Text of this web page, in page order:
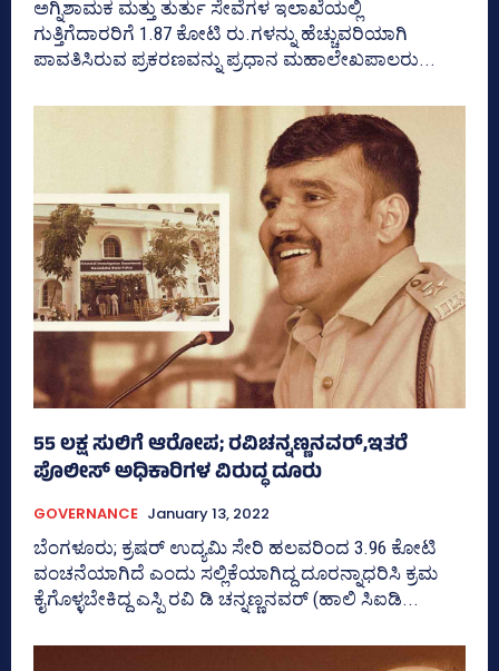
ಅಗ್ನಿಶಾಮಕ ಮತ್ತು ತುರ್ತು ಸೇವೆಗಳ ಇಲಾಖೆಯಲ್ಲಿ
ಗುತ್ತಿಗೆದಾರರಿಗೆ 1.87 ಕೋಟಿ ರು.ಗಳನ್ನು ಹೆಚ್ಚುವರಿಯಾಗಿ
ಪಾವತಿಸಿರುವ ಪ್ರಕರಣವನ್ನು ಪ್ರಧಾನ ಮಹಾಲೇಖಪಾಲರು...
55 ಲಕ್ಷ ಸುಲಿಗೆ ಆರೋಪ; ರವಿಚನ್ನಣ್ಣನವರ್‌,ಇತರೆ
ಪೊಲೀಸ್‌ ಅಧಿಕಾರಿಗಳ ವಿರುದ್ಧ ದೂರು
GOVERNANCE January 13, 2022
ಬೆಂಗಳೂರು; ಕ್ರಷರ್‌ ಉದ್ಯಮಿ ಸೇರಿ ಹಲವರಿಂದ 3.96 ಕೋಟಿ
ವಂಚನೆಯಾಗಿದೆ ಎಂದು ಸಲ್ಲಿಕೆಯಾಗಿದ್ದ ದೂರನ್ನಾಧರಿಸಿ ಕ್ರಮ
ಕೈಗೊಳ್ಳಬೇಕಿದ್ದ ಎಸ್ಪಿ ರವಿ ಡಿ ಚನ್ನಣ್ಣನವರ್‌ (ಹಾಲಿ ಸಿಐಡಿ...